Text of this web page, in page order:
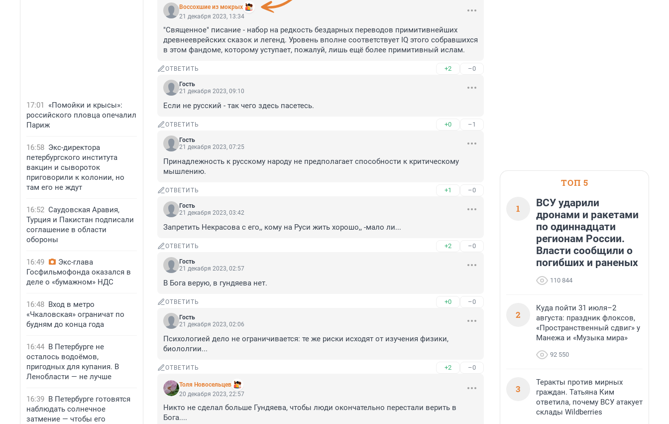
17:01
«Помойки и крысы»:
российского пловца опечалил
Париж
16:58 Экс-директора
петербургского института
вакцин и сывороток
приговорили к колонии, но
там его не ждут
16:52 Саудовская Аравия,
Турция и Пакистан подписали
соглашение в области
обороны
16:49
Экс-глава
Госфильмофонда оказался в
деле о «бумажном» НДС
16:48 Вход в метро
«Чкаловская» ограничат по
будням до конца года
16:44 В Петербурге не
осталось водоёмов,
пригодных для купания. В
Ленобласти — не лучше
16:39 В Петербурге готовятся
наблюдать солнечное
затмение — чтобы его
Воссохшие из мокрых
21 декабря 2023, 13:34
"Священное" писание - набор на редкость бездарных переводов примитивнейших
древнееврейских сказок и легенд. Уровень вполне соответствует IQ этого собравшихся
в этом фандоме, которому уступает, пожалуй, лишь ещё более примитивный ислам.
ОТВЕТИТЬ +2 –0
Гость
21 декабря 2023, 09:10
Если не русский - так чего здесь пасетесь.
ОТВЕТИТЬ +0 –1
Гость
21 декабря 2023, 07:25
Принадлежность к русскому народу не предполагает способности к критическому
мышлению.
ОТВЕТИТЬ +1 –0
Гость
21 декабря 2023, 03:42
Запретить Некрасова с его,, кому на Руси жить хорошо,, -мало ли...
ОТВЕТИТЬ +2 –0
Гость
21 декабря 2023, 02:57
В Бога верую, в гундяева нет.
ОТВЕТИТЬ +0 –0
Гость
21 декабря 2023, 02:06
Психологией дело не ограничивается: те же риски исходят от изучения физики,
биололгии...
ОТВЕТИТЬ +2 –0
Толя Новосельцев
20 декабря 2023, 22:57
Никто не сделал больше Гундяева, чтобы люди окончательно перестали верить в
Бога....
ТОП 5
1
ВСУ ударили
дронами и ракетами
по одиннадцати
регионам России.
Власти сообщили о
погибших и раненых
110 844
2
Куда пойти 31 июля–2
августа: праздник флоксов,
«Пространственный сдвиг» у
Манежа и «Музыка мира»
92 550
3
Теракты против мирных
граждан. Татьяна Ким
ответила, почему ВСУ атакует
склады Wildberries